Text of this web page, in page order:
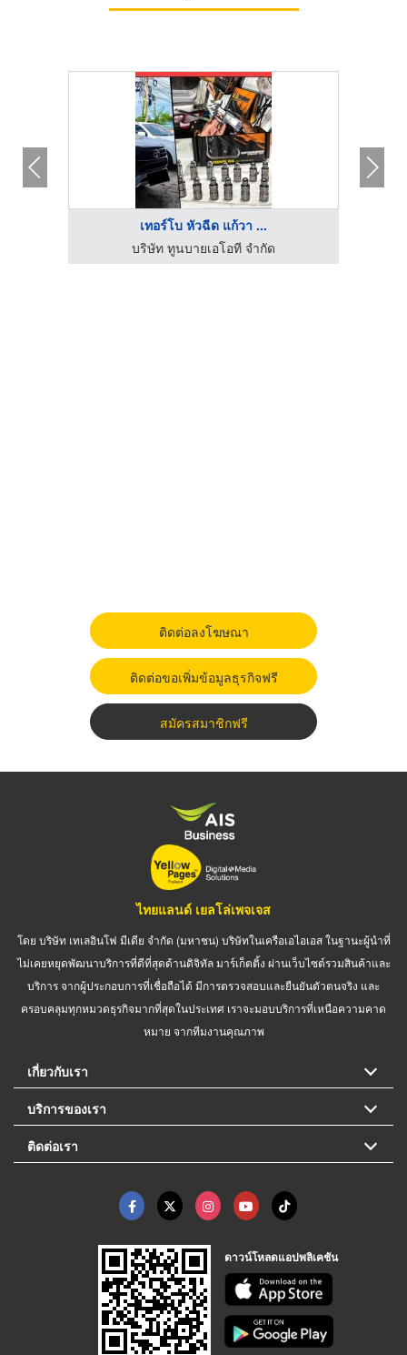
เทอร์โบ หัวฉีด แก้วา ...
บริษัท ทูนบายเอโอที จำกัด
ติดต่อลงโฆษณา
ติดต่อขอเพิ่มข้อมูลธุรกิจฟรี
สมัครสมาชิกฟรี
ไทยแลนด์ เยลโล่เพจเจส
โดย บริษัท เทเลอินโฟ มีเดีย จำกัด (มหาชน) บริษัทในเครือเอไอเอส ในฐานะผู้นำที่
ไม่เคยหยุดพัฒนาบริการที่ดีที่สุดด้านดิจิทัล มาร์เก็ตติ้ง ผ่านเว็บไซต์รวมสินค้าและ
บริการ จากผู้ประกอบการที่เชื่อถือได้ มีการตรวจสอบและยืนยันตัวตนจริง และ
ครอบคลุมทุกหมวดธุรกิจมากที่สุดในประเทศ เราจะมอบบริการที่เหนือความคาด
หมาย จากทีมงานคุณภาพ
เกี่ยวกับเรา
บริการของเรา
ติดต่อเรา
ดาวน์โหลดแอปพลิเคชัน